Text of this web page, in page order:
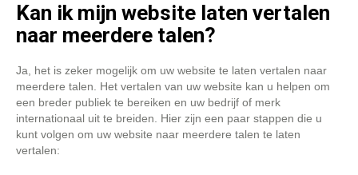
Kan ik mijn website laten vertalen
naar meerdere talen?
Ja, het is zeker mogelijk om uw website te laten vertalen naar
meerdere talen. Het vertalen van uw website kan u helpen om
een breder publiek te bereiken en uw bedrijf of merk
internationaal uit te breiden. Hier zijn een paar stappen die u
kunt volgen om uw website naar meerdere talen te laten
vertalen: